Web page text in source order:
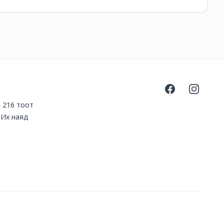
216 тоот
наяд
Facebook